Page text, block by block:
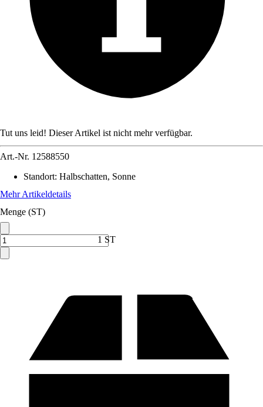
Tut uns leid! Dieser Artikel ist nicht mehr verfügbar.
Art.-Nr. 12588550
Standort: Halbschatten, Sonne
Mehr Artikeldetails
Menge (ST)
1 ST